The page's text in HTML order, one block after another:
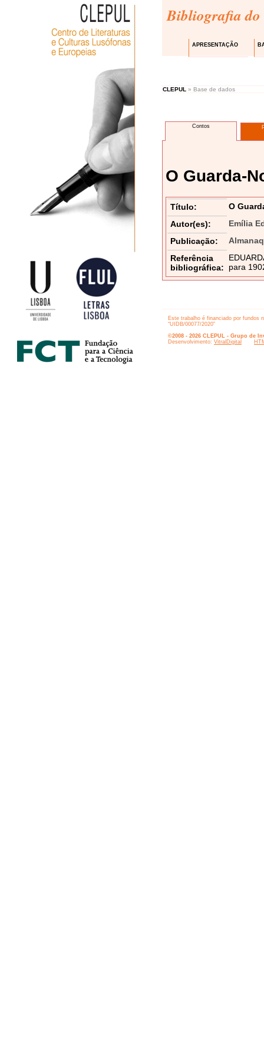
Bibliografia do
APRESENTAÇÃO
CLEPUL » Base de dados
Contos
O Guarda-
Título:
O
Autor(es):
Emília
Publicação:
Referência
bibliográfica:
para
Este trabalho é financiado por fundos
“UIDB/00077/2020”
©2008 - 2026 CLEPUL - Grupo de
Desenvolvimento: VitralDigital